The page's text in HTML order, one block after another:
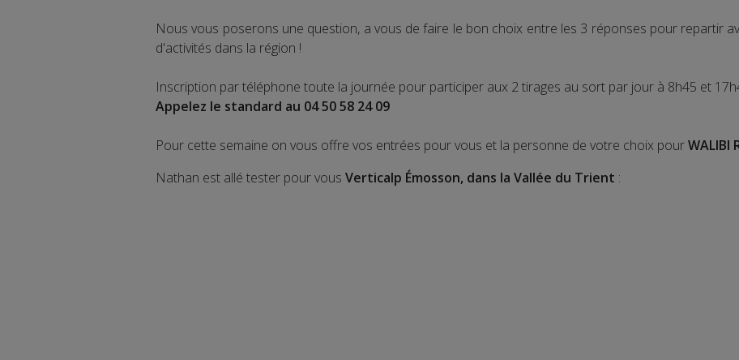
Nous vous poserons une question, a vous de faire le bon choix entre les 3 réponses pour repartir
d'activités dans la région !
Inscription par téléphone toute la journée pour participer aux 2 tirages au sort par jour à 8h45 et
Appelez le standard au 04 50 58 24 09
Pour cette semaine on vous offre vos entrées pour vous et la personne de votre choix pourWALIBI
Nathan est allé tester pour vous Verticalp Émosson, dans la Vallée du Trient :